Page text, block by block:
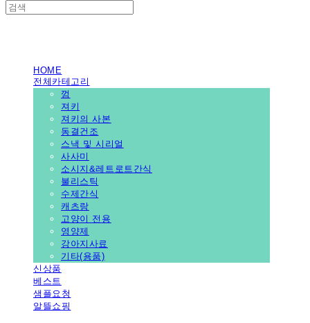
HOME
전체카테고리
껌
져키
져키의 사본
동결건조
스낵 및 시리얼
사사미
소시지&레트로트간식
불리스틱
수제간식
캐츠랑
고양이 전용
영양제
강아지사료
기타(용품)
신상품
베스트
샘플요청
알뜰쇼핑